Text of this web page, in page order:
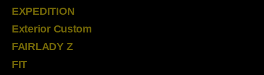
EXPEDITION
Exterior Custom
FAIRLADY Z
FIT